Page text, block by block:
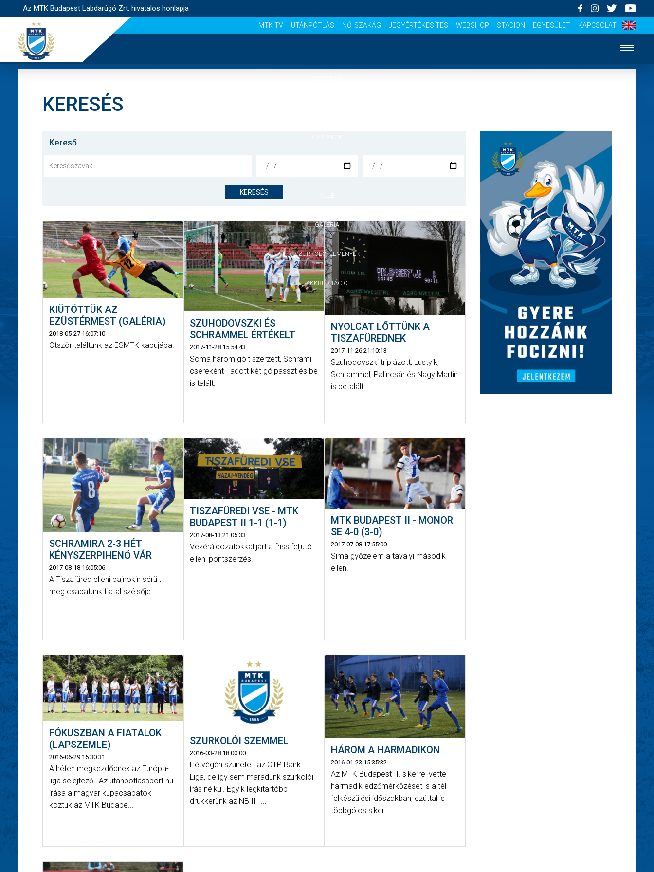
Az MTK Budapest Labdarúgó Zrt. hivatalos honlapja
MTK TV UTÁNPÓTLÁS NŐI SZAKÁG JEGYÉRTÉKESÍTÉS WEBSHOP STADION EGYESÜLET KAPCSOLAT
MÉRKŐZÉSEK
GALÉRIA
SZURKOLÓI ÉLMÉNYEK
AKKREDITÁCIÓ
KERESÉS
Kereső
KERESÉS
KIÜTÖTTÜK AZ
EZÜSTÉRMEST (GALÉRIA)
2018-05-27 16:07:10
Ötször találtunk az ESMTK kapujába.
SZUHODOVSZKI ÉS
SCHRAMMEL ÉRTÉKELT
2017-11-28 15:54:43
Soma három gólt szerzett, Schrami -
csereként - adott két gólpasszt és be
is talált.
NYOLCAT LŐTTÜNK A
TISZAFÜREDNEK
2017-11-26 21:10:13
Szuhodovszki triplázott, Lustyik,
Schrammel, Palincsár és Nagy Martin
is betalált.
SCHRAMIRA 2-3 HÉT
KÉNYSZERPIHENŐ VÁR
2017-08-18 16:05:06
A Tiszafüred elleni bajnokin sérült
meg csapatunk fiatal szélsője.
TISZAFÜREDI VSE - MTK
BUDAPEST II 1-1 (1-1)
2017-08-13 21:05:33
Vezéráldozatokkal járt a friss feljutó
elleni pontszerzés.
MTK BUDAPEST II - MONOR
SE 4-0 (3-0)
2017-07-08 17:55:00
Sima győzelem a tavalyi második
ellen.
FÓKUSZBAN A FIATALOK
(LAPSZEMLE)
2016-06-29 15:30:31
A héten megkezdődnek az Európa-
liga selejtezői. Az utanpotlassport.hu
írása a magyar kupacsapatok -
köztük az MTK Budape...
SZURKOLÓI SZEMMEL
2016-03-28 18:00:00
Hétvégén szünetelt az OTP Bank
Liga, de így sem maradunk szurkolói
írás nélkül. Egyik legkitartóbb
drukkerünk az NB III-...
HÁROM A HARMADIKON
2016-01-23 15:35:32
Az MTK Budapest II. sikerrel vette
harmadik edzőmérkőzését is a téli
felkészülési időszakban, ezúttal is
többgólos siker...